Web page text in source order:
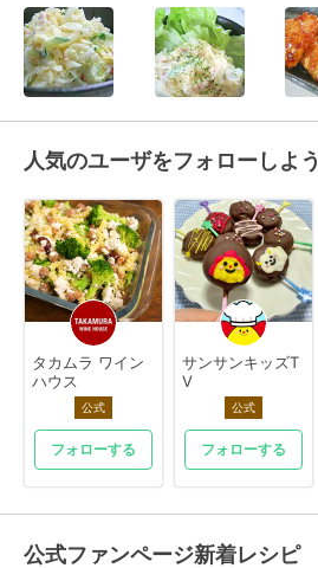
人気のユーザをフォローしよう
タカムラ ワイン
ハウス
公式
フォローする
サンサンキッズT
V
公式
フォローする
公式ファンページ新着レシピ